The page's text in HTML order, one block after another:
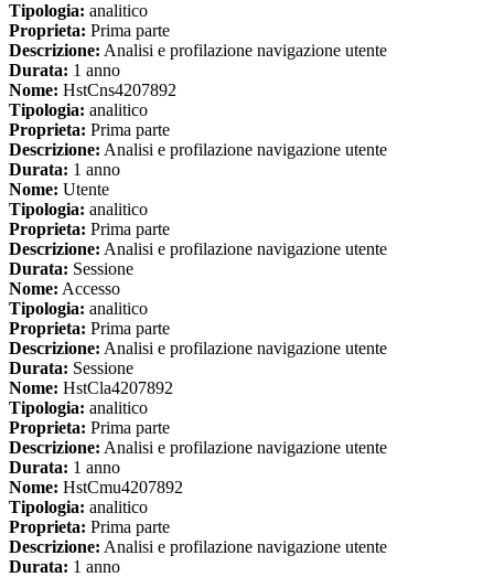
Tipologia: analitico
Proprieta: Prima parte
Descrizione: Analisi e profilazione navigazione utente
Durata: 1 anno
Nome: HstCns4207892
Tipologia: analitico
Proprieta: Prima parte
Descrizione: Analisi e profilazione navigazione utente
Durata: 1 anno
Nome: Utente
Tipologia: analitico
Proprieta: Prima parte
Descrizione: Analisi e profilazione navigazione utente
Durata: Sessione
Nome: Accesso
Tipologia: analitico
Proprieta: Prima parte
Descrizione: Analisi e profilazione navigazione utente
Durata: Sessione
Nome: HstCla4207892
Tipologia: analitico
Proprieta: Prima parte
Descrizione: Analisi e profilazione navigazione utente
Durata: 1 anno
Nome: HstCmu4207892
Tipologia: analitico
Proprieta: Prima parte
Descrizione: Analisi e profilazione navigazione utente
Durata: 1 anno